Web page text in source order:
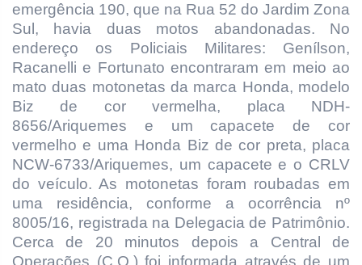
emergência 190, que na Rua 52 do Jardim Zona
Sul, havia duas motos abandonadas. No
endereço os Policiais Militares: Genílson,
Racanelli e Fortunato encontraram em meio ao
mato duas motonetas da marca Honda, modelo
Biz de cor vermelha, placa NDH-
8656/Ariquemes e um capacete de cor
vermelho e uma Honda Biz de cor preta, placa
NCW-6733/Ariquemes, um capacete e o CRLV
do veículo. As motonetas foram roubadas em
uma residência, conforme a ocorrência nº
8005/16, registrada na Delegacia de Patrimônio.
Cerca de 20 minutos depois a Central de